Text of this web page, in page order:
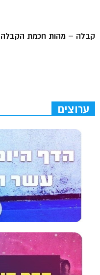
קבלה – מהות חכמת הקבלה
ערוצים